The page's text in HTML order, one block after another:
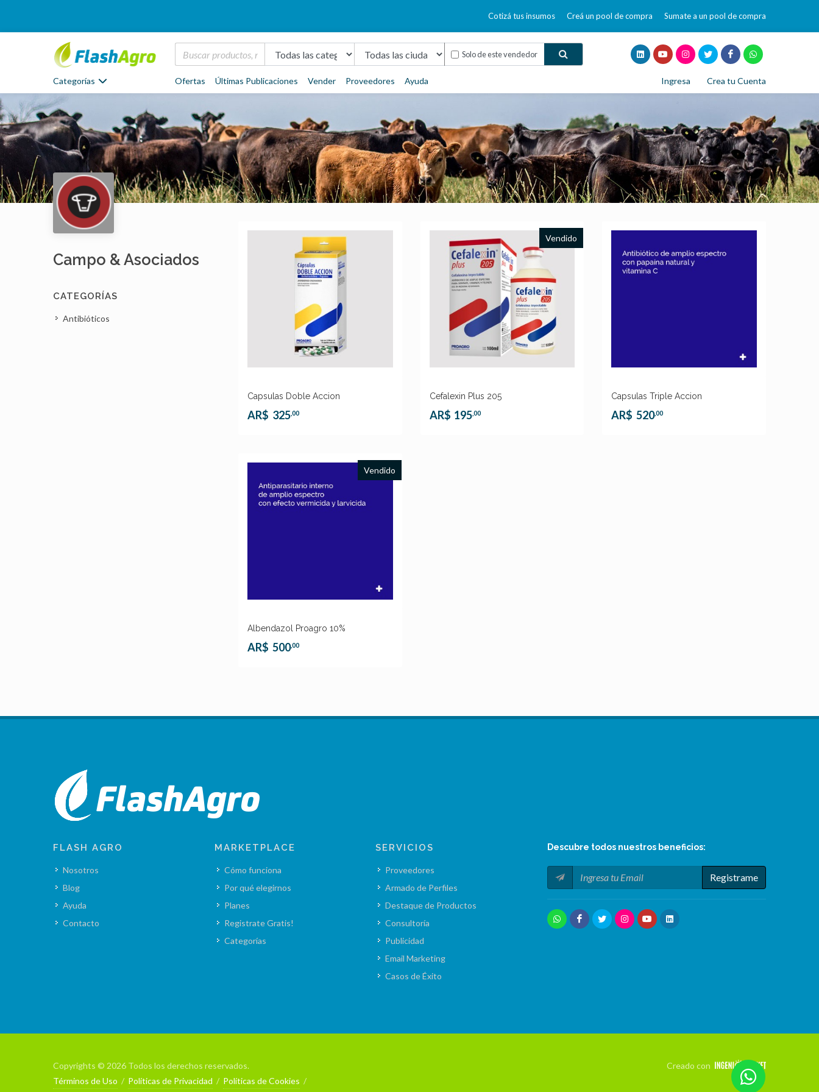
Cotizá tus insumos Creá un pool de compra Sumate a un pool de compra
Solo de este vendedor
Categorías Ofertas Últimas Publicaciones Vender Proveedores Ayuda Ingresa Crea tu Cuenta
Capsulas Doble Accion
AR$ 325,00
Vendido
Cefalexin Plus 205
AR$ 195,00
Capsulas Triple Accion
AR$ 520,00
Vendido
Albendazol Proagro 10%
AR$ 500,00
Campo & Asociados
CATEGORÍAS
Antibióticos
FLASH AGRO
Nosotros
Blog
Ayuda
Contacto
MARKETPLACE
Cómo funciona
Por qué elegirnos
Planes
Registrate Gratis!
Categorías
SERVICIOS
Proveedores
Armado de Perfiles
Destaque de Productos
Consultoría
Publicidad
Email Marketing
Casos de Éxito
Descubre todos nuestros beneficios:
Registrame
Copyrights © 2026 Todos los derechos reservados.
Términos de Uso / Políticas de Privacidad / Políticas de Cookies /
Creado con